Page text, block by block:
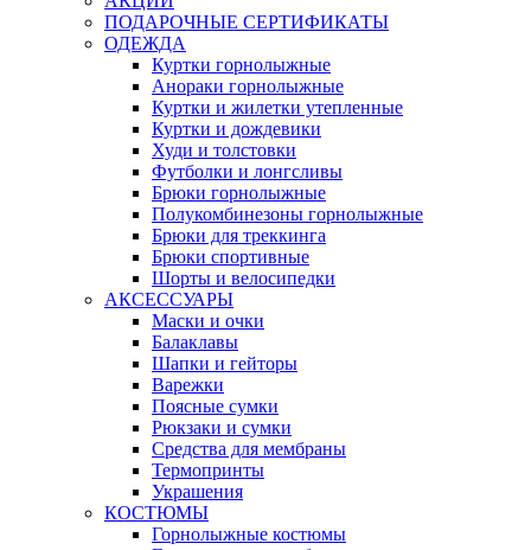
ПОДАРОЧНЫЕ СЕРТИФИКАТЫ
ОДЕЖДА
Куртки горнолыжные
Анораки горнолыжные
Куртки и жилетки утепленные
Куртки и дождевики
Худи и толстовки
Футболки и лонгсливы
Брюки горнолыжные
Полукомбинезоны горнолыжные
Брюки для треккинга
Брюки спортивные
Шорты и велосипедки
АКСЕССУАРЫ
Маски и очки
Балаклавы
Шапки и гейторы
Варежки
Поясные сумки
Рюкзаки и сумки
Средства для мембраны
Термопринты
Украшения
КОСТЮМЫ
Горнолыжные костюмы